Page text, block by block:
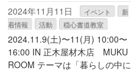
2024年11月11日 イベント
新
着情報
活動 穏心書道教室
2024.11.9(土)〜11(月) 10:00〜
16:00 IN 正木屋材木店 MUKU
ROOM テーマは「暮らしの中に